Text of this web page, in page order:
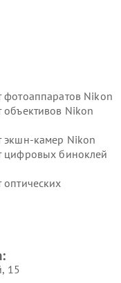
фотоаппаратов Nikon
объективов Nikon
экшн-камер Nikon
цифровых биноклей
оптических
15